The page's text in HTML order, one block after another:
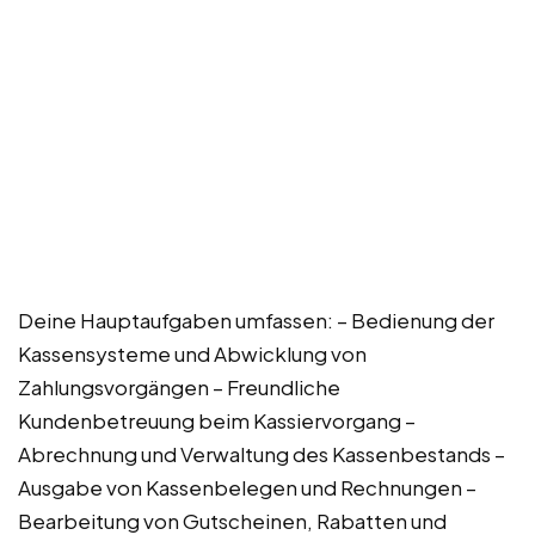
Deine Hauptaufgaben umfassen: – Bedienung der
Kassensysteme und Abwicklung von
Zahlungsvorgängen – Freundliche
Kundenbetreuung beim Kassiervorgang –
Abrechnung und Verwaltung des Kassenbestands –
Ausgabe von Kassenbelegen und Rechnungen –
Bearbeitung von Gutscheinen, Rabatten und